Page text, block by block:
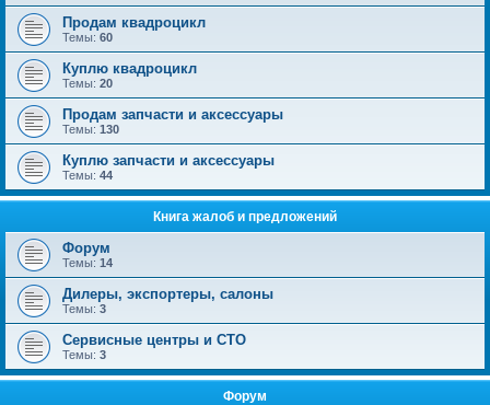
Продам квадроцикл
Темы: 60
Куплю квадроцикл
Темы: 20
Продам запчасти и аксессуары
Темы: 130
Куплю запчасти и аксессуары
Темы: 44
Книга жалоб и предложений
Форум
Темы: 14
Дилеры, экспортеры, салоны
Темы: 3
Сервисные центры и СТО
Темы: 3
Форум